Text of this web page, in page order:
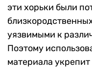
эти хорьки были
уязвимыми к
Поэтому
материала